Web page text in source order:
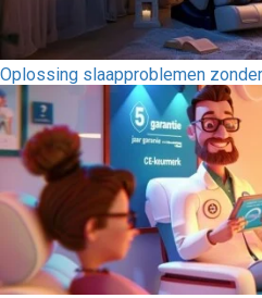
Oplossing slaapproblemen